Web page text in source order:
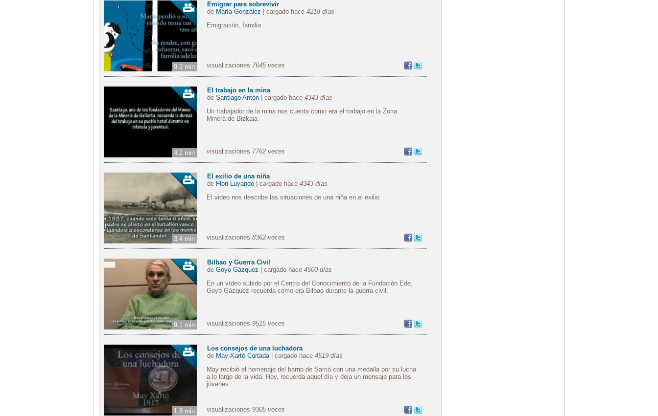
9.3 min
Emigrar para sobrevivir
de María González | cargado hace 4218 días
Emigración, familia
visualizaciones 7645 veces
4.2 min
El trabajo en la mina
de Santiago Antón| cargado hace 4343 días
Un trabajador de la mina nos cuenta como era el trabajo en la Zona
Minera de Bizkaia
visualizaciones 7762 veces
3.4 min
El exilio de una niña
de Flori Luyando| cargado hace 4343 días
El video nos describe las situaciones de una niña en el exilio
visualizaciones 8362 veces
9.1 min
Bilbao y Guerra Civil
de Goyo Gázquez | cargado hace 4500 días
En un vídeo subido por el Centro del Conocimiento de la Fundación Ede,
Goyo Gázquez recuerda como era Bilbao durante la guerra civil.
visualizaciones 9515 veces
1.8 min
Los consejos de una luchadora
de May Xartó Cortada| cargado hace 4519 días
May recibió el homenaje del barrio de Sarriá con una medalla por su lucha
a lo largo de la vida. Hoy, recuerda aquel día y deja un mensaje para los
jóvenes.
visualizaciones 9305 veces